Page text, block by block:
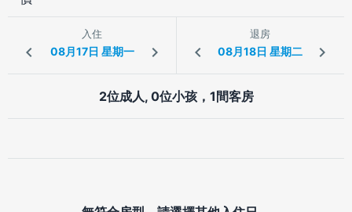
入住 退房
2位成人, 0位小孩，1間客房